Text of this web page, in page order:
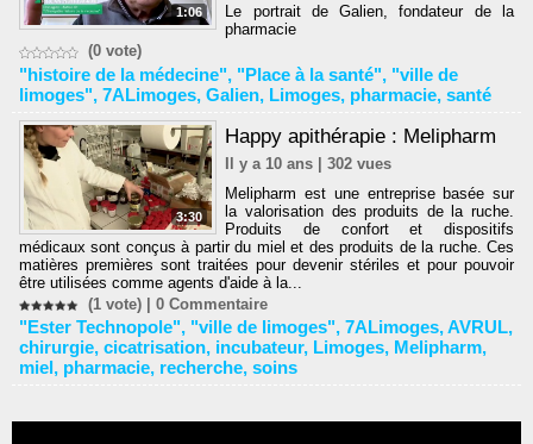
1:06
Le portrait de Galien, fondateur de la
pharmacie
(0 vote)
"histoire de la médecine", "Place à la santé", "ville de
limoges", 7ALimoges, Galien, Limoges, pharmacie, santé
3:30
Happy apithérapie : Melipharm
Il y a 10 ans | 302 vues
Melipharm est une entreprise basée sur
la valorisation des produits de la ruche.
Produits de confort et dispositifs
médicaux sont conçus à partir du miel et des produits de la ruche. Ces
matières premières sont traitées pour devenir stériles et pour pouvoir
être utilisées comme agents d'aide à la...
(1 vote) | 0 Commentaire
"Ester Technopole", "ville de limoges", 7ALimoges,AVRUL,
chirurgie, cicatrisation, incubateur, Limoges, Melipharm,
miel, pharmacie, recherche, soins